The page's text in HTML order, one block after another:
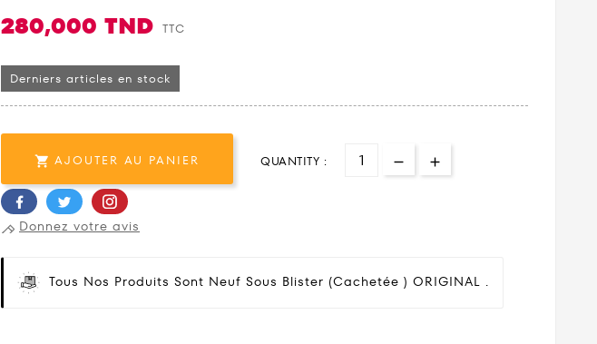
280,000 TND TTC
Derniers articles en stock
 AJOUTER AU PANIER QUANTITY :
Donnez votre avis
Tous Nos Produits Sont Neuf Sous Blister (cachetée ) ORIGINAL .